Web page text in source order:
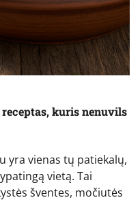
kuris nenuvils
yra vienas tų patiekalų,
vietą. Tai
šventes, močiutės